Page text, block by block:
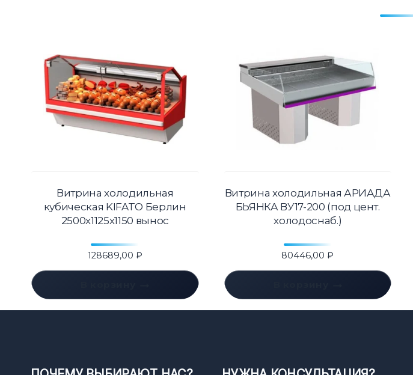
Витрина холодильная
кубическая KIFATO Берлин
2500х1125х1150 вынос
128689,00 ₽
Витрина холодильная АРИАДА
БЬЯНКА ВУ17-200 (под цент.
холодоснаб.)
80446,00₽